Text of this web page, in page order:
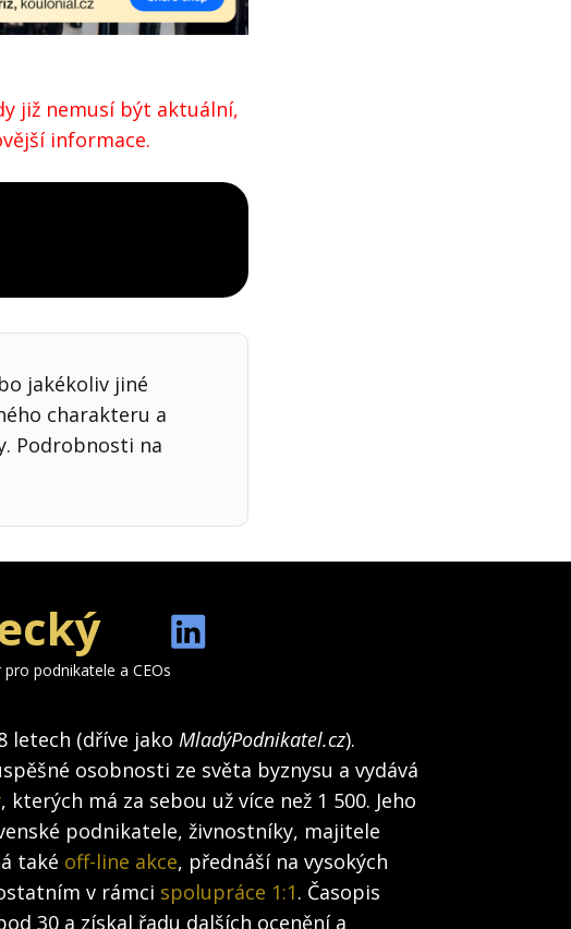
již nemusí být aktuální,
informace.
jakékoliv jiné
charakteru a
Podrobnosti na
podnikatele a CEOs
letech (dříve jako MladýPodnikatel.cz).
osobnosti ze světa byznysu a vydává
, kterých má za sebou už více než 1 500. Jeho
podnikatele, živnostníky, majitele
také off-line akce, přednáší na vysokých
v rámci spolupráce 1:1. Časopis
30 a získal řadu dalších ocenění a